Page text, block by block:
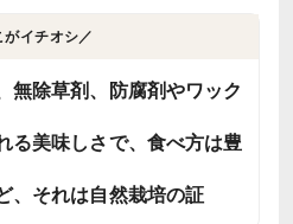
がイチオシ／
無除草剤、防腐剤やワック
る美味しさで、食べ方は豊
、それは自然栽培の証